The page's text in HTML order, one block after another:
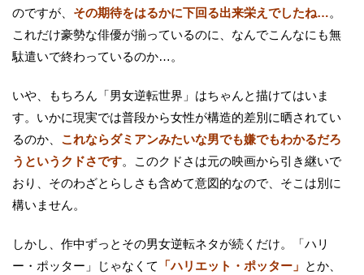
のですが、 その期待をはるかに下回る出来栄えでしたね…。
これだけ豪勢な俳優が揃っているのに、なんでこんなにも無
駄遣いで終わっているのか…。
いや、もちろん「男女逆転世界」はちゃんと描けてはいま
す。いかに現実では普段から女性が構造的差別に晒されてい
るのか、 これならダミアンみたいな男でも嫌でもわかるだろ
うというクドさです。このクドさは元の映画から引き継いで
おり、そのわざとらしさも含めて意図的なので、そこは別に
構いません。
しかし、作中ずっとその男女逆転ネタが続くだけ。「ハリ
ー・ポッター」じゃなくて
「ハリエット・ポッター」 とか、